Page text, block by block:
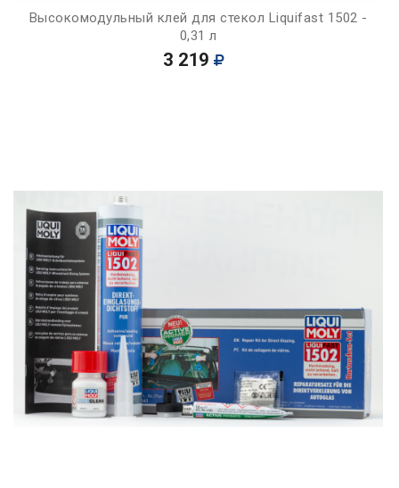
Высокомодульный клей для стекол Liquifast 1502 -
0,31 л
3 219